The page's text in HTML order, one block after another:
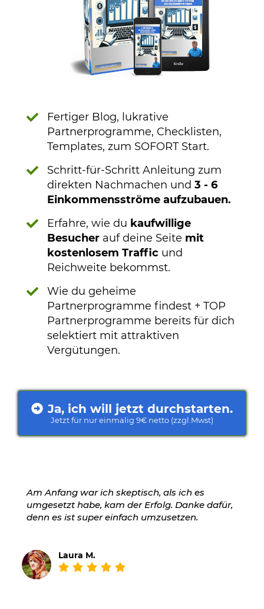
Fertiger Blog, lukrative
Partnerprogramme, Checklisten,
Templates, zum SOFORT Start.
Schritt-für-Schritt Anleitung zum
direkten Nachmachen und 3 - 6
Einkommensströme aufzubauen.
Erfahre, wie du kaufwillige
Besucher auf deine Seite mit
kostenlosem Traffic und
Reichweite bekommst.
Wie du geheime
Partnerprogramme findest + TOP
Partnerprogramme bereits für dich
selektiert mit attraktiven
Vergütungen.
Ja, ich will jetzt durchstarten.
Jetzt für nur einmalig 9€ netto (zzgl.Mwst)
Am Anfang war ich skeptisch, als ich es
umgesetzt habe, kam der Erfolg. Danke dafür,
denn es ist super einfach umzusetzen.
Laura M.